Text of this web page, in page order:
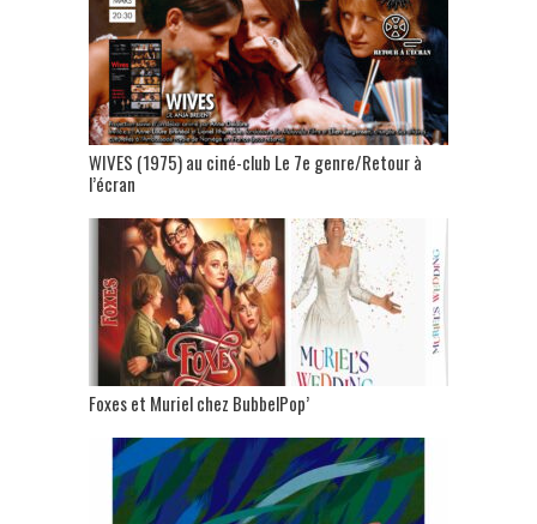
WIVES (1975) au ciné-club Le 7e genre/Retour à
l’écran
Foxes et Muriel chez BubbelPop’